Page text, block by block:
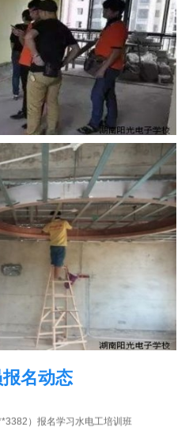
名动态
）报名学习水电工培训班
）报名学习水电工培训班
）报名学习水电工培训班
）报名学习水电工培训班
）报名学习水电工培训班